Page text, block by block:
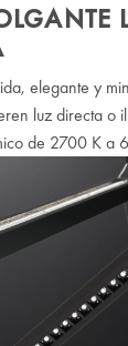
elegante y
luz directa o
de 2700 K a